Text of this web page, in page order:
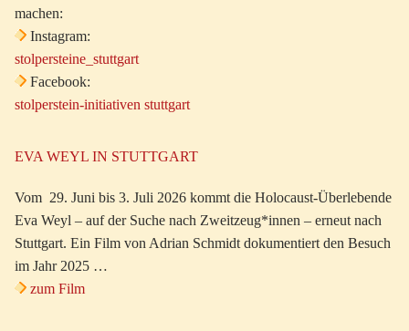
machen:
Instagram:
stolpersteine_stuttgart
Facebook:
stolperstein-initiativen stuttgart
EVA WEYL IN STUTTGART
Vom 29. Juni bis 3. Juli 2026 kommt die Holocaust-Überlebende
Eva Weyl – auf der Suche nach Zweitzeug*innen – erneut nach
Stuttgart. Ein Film von Adrian Schmidt dokumentiert den Besuch
im Jahr 2025 …
zum Film